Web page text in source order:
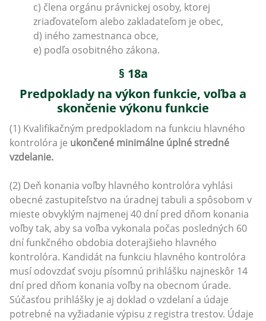
c) člena orgánu právnickej osoby, ktorej
zriaďovateľom alebo zakladateľom je obec,
d) iného zamestnanca obce,
e) podľa osobitného zákona.
§ 18a
Predpoklady na výkon funkcie, voľba a
skončenie výkonu funkcie
(1) Kvalifikačným predpokladom na funkciu hlavného
kontrolóra je ukončené minimálne úplné stredné
vzdelanie.
(2) Deň konania voľby hlavného kontrolóra vyhlási
obecné zastupiteľstvo na úradnej tabuli a spôsobom v
mieste obvyklým najmenej 40 dní pred dňom konania
voľby tak, aby sa voľba vykonala počas posledných 60
dní funkčného obdobia doterajšieho hlavného
kontrolóra. Kandidát na funkciu hlavného kontrolóra
musí odovzdať svoju písomnú prihlášku najneskôr 14
dní pred dňom konania voľby na obecnom úrade.
Súčasťou prihlášky je aj doklad o vzdelaní a údaje
potrebné na vyžiadanie výpisu z registra trestov. Údaje